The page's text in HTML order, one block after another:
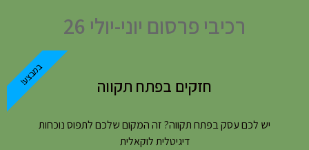
רכיבי פרסום יוני-יולי 26
חזקים בפתח תקווה
יש לכם עסק בפתח תקווה? זה המקום שלכם לתפוס נוכחות
דיגיטלית לוקאלית
במבצע!